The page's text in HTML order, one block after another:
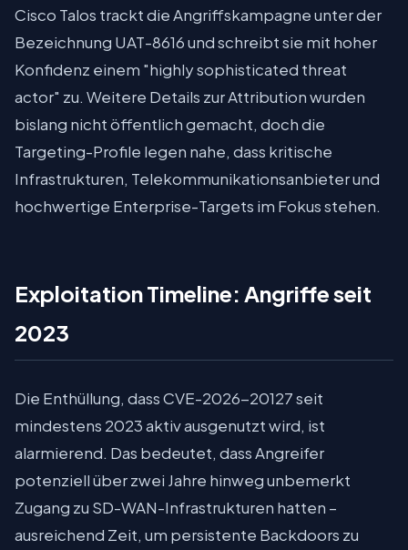
Cisco Talos trackt die Angriffskampagne unter der
Bezeichnung UAT-8616 und schreibt sie mit hoher
Konfidenz einem "highly sophisticated threat
actor" zu. Weitere Details zur Attribution wurden
bislang nicht öffentlich gemacht, doch die
Targeting-Profile legen nahe, dass kritische
Infrastrukturen, Telekommunikationsanbieter und
hochwertige Enterprise-Targets im Fokus stehen.
Exploitation Timeline: Angriffe seit
2023
Die Enthüllung, dass CVE-2026-20127 seit
mindestens 2023 aktiv ausgenutzt wird, ist
alarmierend. Das bedeutet, dass Angreifer
potenziell über zwei Jahre hinweg unbemerkt
Zugang zu SD-WAN-Infrastrukturen hatten –
ausreichend Zeit, um persistente Backdoors zu